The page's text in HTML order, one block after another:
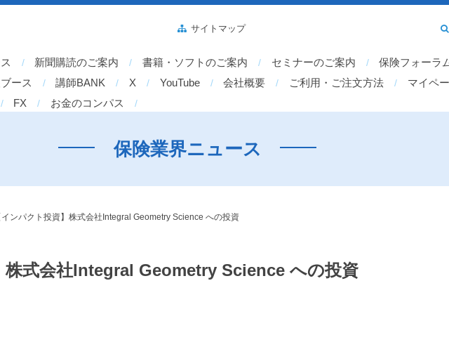
新聞購読のご案内 書籍・ソフトのご案内 セミナーのご案内
保険フォーラ
ース
講師BANK X YouTube 会社概要 ご利用・ご注文方法
マイペ
FX お金のコンパス
サイトマップ
保険業界ニュース
ンパクト投資】株式会社Integral Geometry Science への投資
株式会社Integral Geometry Science への投資